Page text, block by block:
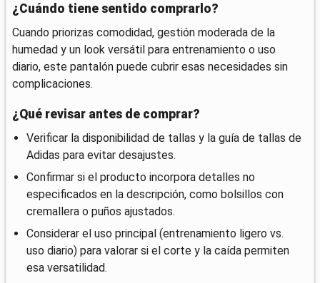
¿Cuándo tiene sentido comprarlo?
Cuando priorizas comodidad, gestión moderada de la
humedad y un look versátil para entrenamiento o uso
diario, este pantalón puede cubrir esas necesidades sin
complicaciones.
¿Qué revisar antes de comprar?
Verificar la disponibilidad de tallas y la guía de tallas de
Adidas para evitar desajustes.
Confirmar si el producto incorpora detalles no
especificados en la descripción, como bolsillos con
cremallera o puños ajustados.
Considerar el uso principal (entrenamiento ligero vs.
uso diario) para valorar si el corte y la caída permiten
esa versatilidad.